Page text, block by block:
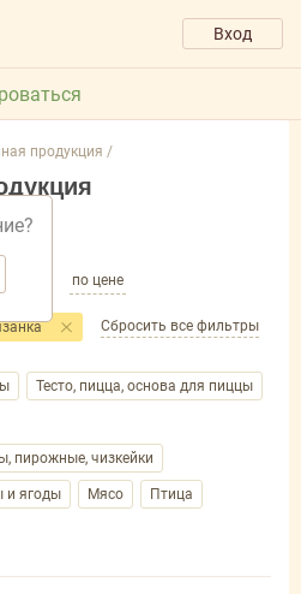
Вход
продукция /
по цене
Сбросить все фильтры
Тесто, пицца, основа для пиццы
пирожные, чизкейки
и ягоды Мясо Птица